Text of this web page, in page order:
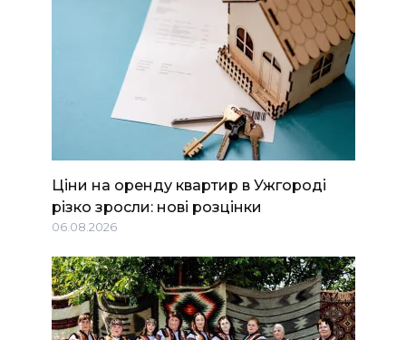
Ціни на оренду квартир в Ужгороді
різко зросли: нові розцінки
06.08.2026